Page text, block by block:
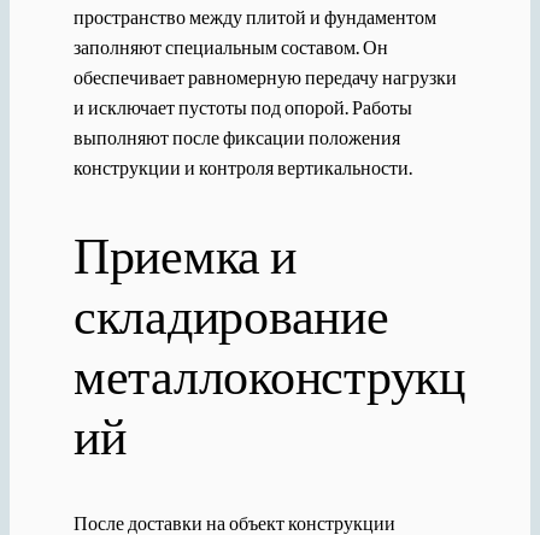
пространство между плитой и фундаментом
заполняют специальным составом. Он
обеспечивает равномерную передачу нагрузки
и исключает пустоты под опорой. Работы
выполняют после фиксации положения
конструкции и контроля вертикальности.
Приемка и
складирование
металлоконструкц
ий
После доставки на объект конструкции